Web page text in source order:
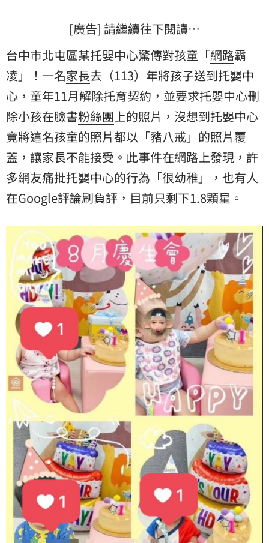
[廣告] 請繼續往下閱讀…
台中市北屯區某托嬰中心驚傳對孩童「網路霸
凌」！一名家長去（113）年將孩子送到托嬰中
心，童年11月解除托育契約，並要求托嬰中心刪
除小孩在臉書粉絲團上的照片，沒想到托嬰中心
竟將這名孩童的照片都以「豬八戒」的照片覆
蓋，讓家長不能接受。此事件在網路上發現，許
多網友痛批托嬰中心的行為「很幼稚」，也有人
在Google評論刷負評，目前只剩下1.8顆星。